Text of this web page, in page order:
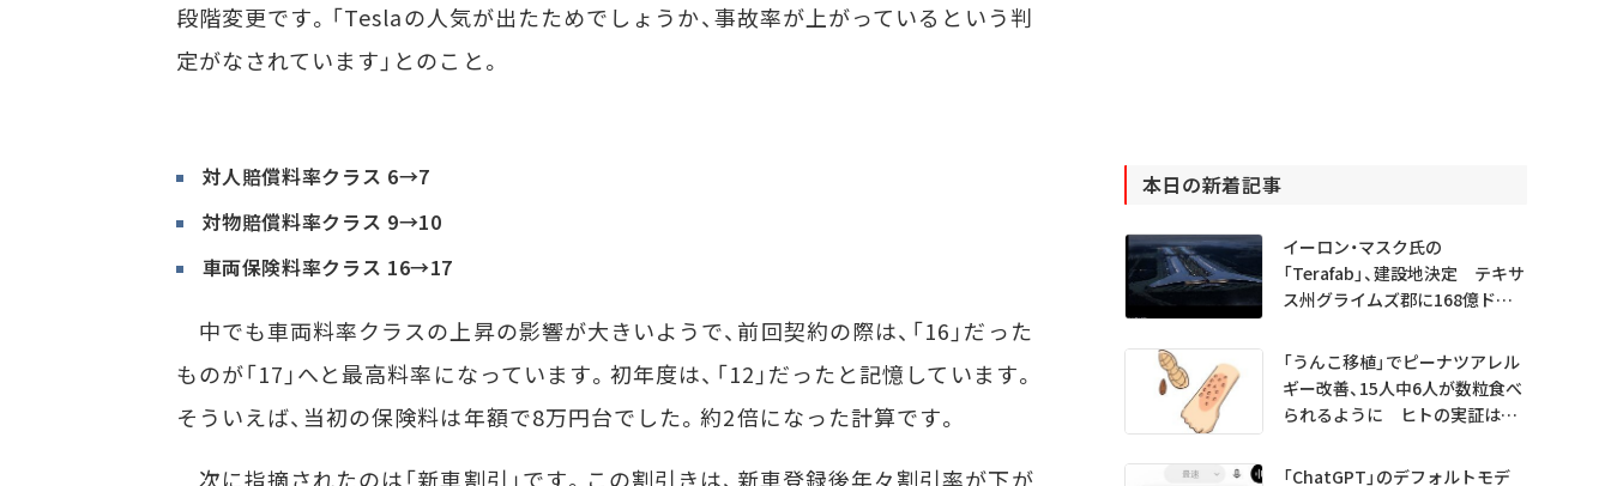
段階変更です。「Teslaの人気が出たためでしょうか、事故率が上がっているという判
定がなされています」とのこと。
対人賠償料率クラス 6→7
対物賠償料率クラス 9→10
車両保険料率クラス 16→17
中でも車両料率クラスの上昇の影響が大きいようで、前回契約の際は、「16」だった
ものが「17」へと最高料率になっています。初年度は、「12」だったと記憶しています。
そういえば、当初の保険料は年額で8万円台でした。約2倍になった計算です。
次に指摘されたのは「新車割引」です。この割引きは、新車登録後年々割引率が下が
本日の新着記事
イーロン・マスク氏の
「Terafab」、建設地決定 テキサ
ス州グライムズ郡に168億ドル
「うんこ移植」でピーナツアレル
ギー改善、15人中6人が数粒食べ
られるように ヒトの実証は
「ChatGPT」のデフォルトモデ